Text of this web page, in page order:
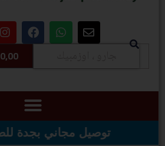
0,00
فوق قيمه ال ١٠٠ ريال - شحن مجاني لقيمه اكثر من ٢٩٩ ريال